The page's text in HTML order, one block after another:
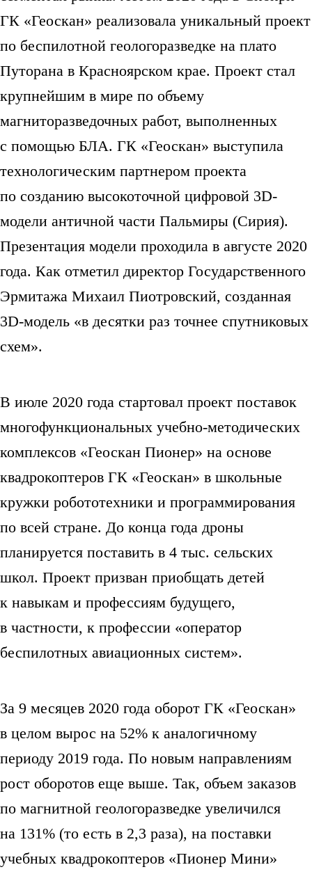
ГК «Геоскан» реализовала уникальный проект
по беспилотной геологоразведке на плато
Путорана в Красноярском крае. Проект стал
крупнейшим в мире по объему
магниторазведочных работ, выполненных
с помощью БЛА. ГК «Геоскан» выступила
технологическим партнером проекта
по созданию высокоточной цифровой 3D-
модели античной части Пальмиры (Сирия).
Презентация модели проходила в августе 2020
года. Как отметил директор Государственного
Эрмитажа Михаил Пиотровский, созданная
3D-модель «в десятки раз точнее спутниковых
схем».
В июле 2020 года стартовал проект поставок
многофункциональных учебно-методических
комплексов «Геоскан Пионер» на основе
квадрокоптеров ГК «Геоскан» в школьные
кружки робототехники и программирования
по всей стране. До конца года дроны
планируется поставить в 4 тыс. сельских
школ. Проект призван приобщать детей
к навыкам и профессиям будущего,
в частности, к профессии «оператор
беспилотных авиационных систем».
За 9 месяцев 2020 года оборот ГК «Геоскан»
в целом вырос на 52% к аналогичному
периоду 2019 года. По новым направлениям
рост оборотов еще выше. Так, объем заказов
по магнитной геологоразведке увеличился
на 131% (то есть в 2,3 раза), на поставки
учебных квадрокоптеров «Пионер Мини»